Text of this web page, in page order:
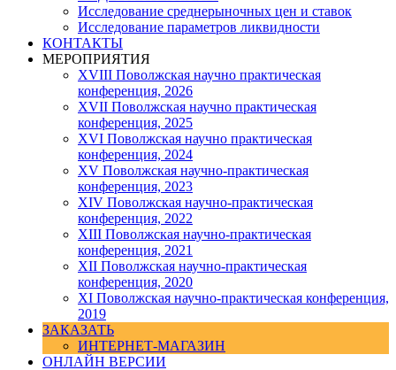
Исследование среднерыночных цен и ставок
Исследование параметров ликвидности
КОНТАКТЫ
МЕРОПРИЯТИЯ
XVIII Поволжская научно практическая
конференция, 2026
XVII Поволжская научно практическая
конференция, 2025
XVI Поволжская научно практическая
конференция, 2024
ХV Поволжская научно-практическая
конференция, 2023
ХIV Поволжская научно-практическая
конференция, 2022
ХIII Поволжская научно-практическая
конференция, 2021
ХII Поволжская научно-практическая
конференция, 2020
XI Поволжская научно-практическая конференция,
2019
ЗАКАЗАТЬ
ИНТЕРНЕТ-МАГАЗИН
ОНЛАЙН ВЕРСИИ